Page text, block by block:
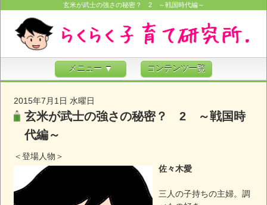
玄米が武士の強さの秘密？ 2 ～戦国時代編～
メニュー ▼ コンテンツ一覧
2015年7月1日 水曜日
玄米が武士の強さの秘密？ 2 ～戦国時
代編～
＜登場人物＞
佐々木愛
三人の子持ちの主婦。調